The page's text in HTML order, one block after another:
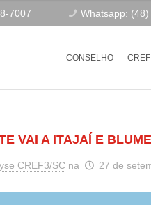
7007 Whatsapp:
CONSELHO
VAI A ITAJAÍ E
CREF3/SC na 27 de